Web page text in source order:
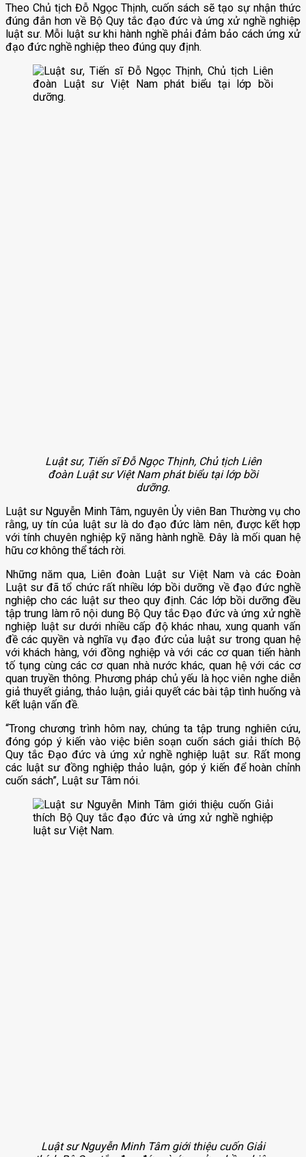
Theo Chủ tịch Đỗ Ngọc Thịnh, cuốn sách sẽ tạo sự nhận thức
đúng đắn hơn về Bộ Quy tắc đạo đức và ứng xử nghề nghiệp
luật sư. Mỗi luật sư khi hành nghề phải đảm bảo cách ứng xử
đạo đức nghề nghiệp theo đúng quy định.
Luật sư, Tiến sĩ Đỗ Ngọc Thịnh, Chủ tịch Liên
đoàn Luật sư Việt Nam phát biểu tại lớp bồi
dưỡng.
Luật sư Nguyễn Minh Tâm, nguyên Ủy viên Ban Thường vụ cho
rằng, uy tín của luật sư là do đạo đức làm nên, được kết hợp
với tính chuyên nghiệp kỹ năng hành nghề. Đây là mối quan hệ
hữu cơ không thể tách rời.
Những năm qua, Liên đoàn Luật sư Việt Nam và các Đoàn
Luật sư đã tổ chức rất nhiều lớp bồi dưỡng về đạo đức nghề
nghiệp cho các luật sư theo quy định. Các lớp bồi dưỡng đều
tập trung làm rõ nội dung Bộ Quy tắc Đạo đức và ứng xử nghề
nghiệp luật sư dưới nhiều cấp độ khác nhau, xung quanh vấn
đề các quyền và nghĩa vụ đạo đức của luật sư trong quan hệ
với khách hàng, với đồng nghiệp và với các cơ quan tiến hành
tố tụng cùng các cơ quan nhà nước khác, quan hệ với các cơ
quan truyền thông. Phương pháp chủ yếu là học viên nghe diễn
giả thuyết giảng, thảo luận, giải quyết các bài tập tình huống và
kết luận vấn đề.
“Trong chương trình hôm nay, chúng ta tập trung nghiên cứu,
đóng góp ý kiến vào việc biên soạn cuốn sách giải thích Bộ
Quy tắc Đạo đức và ứng xử nghề nghiệp luật sư. Rất mong
các luật sư đồng nghiệp thảo luận, góp ý kiến để hoàn chỉnh
cuốn sách”, Luật sư Tâm nói.
Luật sư Nguyễn Minh Tâm giới thiệu cuốn Giải